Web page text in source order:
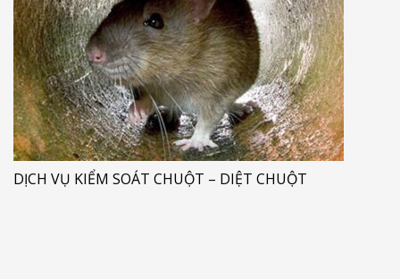
DỊCH VỤ KIỂM SOÁT CHUỘT – DIỆT CHUỘT